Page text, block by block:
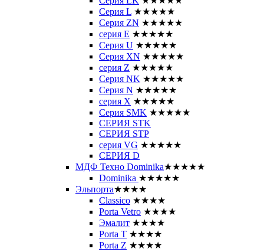
Серия L ★★★★★
Серия ZN ★★★★★
серия E ★★★★★
Серия U ★★★★★
Серия XN ★★★★★
серия Z ★★★★★
Серия NK ★★★★★
Серия N ★★★★★
серия X ★★★★★
Серия SMK ★★★★★
СЕРИЯ STK
СЕРИЯ STP
серия VG ★★★★★
СЕРИЯ D
МДФ Техно Dominika★★★★★
Dominika ★★★★★
Эльпорта★★★★
Classico ★★★★
Porta Vetro ★★★★
Эмалит ★★★★
Porta T ★★★★
Porta Z ★★★★